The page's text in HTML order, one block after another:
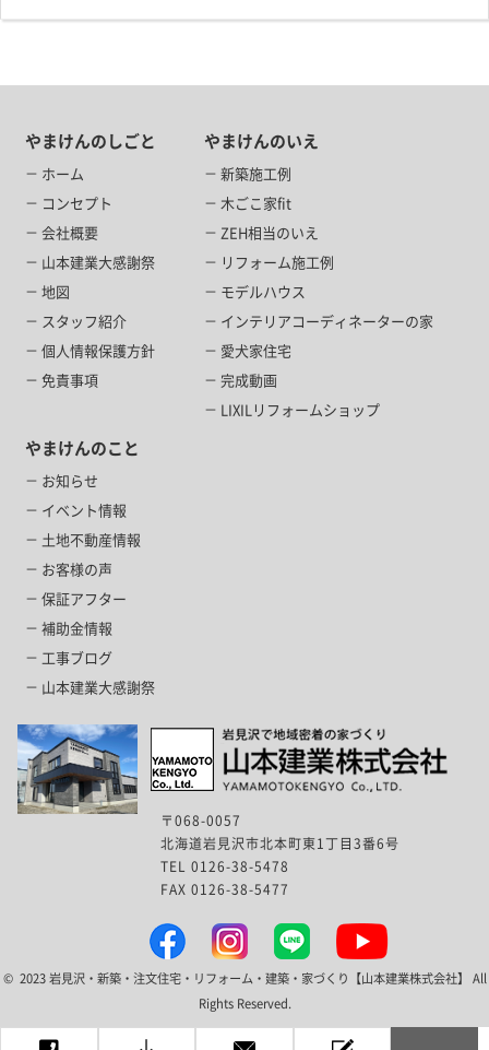
やまけんのしごと
ホーム
コンセプト
会社概要
山本建業大感謝祭
地図
スタッフ紹介
個人情報保護方針
免責事項
やまけんのいえ
新築施工例
木ごこ家fit
ZEH相当のいえ
リフォーム施工例
モデルハウス
インテリアコーディネーターの家
愛犬家住宅
完成動画
LIXILリフォームショップ
やまけんのこと
お知らせ
イベント情報
土地不動産情報
お客様の声
保証アフター
補助金情報
工事ブログ
山本建業大感謝祭
〒068-0057
北海道岩見沢市北本町東1丁目3番6号
TEL 0126-38-5478
FAX 0126-38-5477
© 2023 岩見沢・新築・注文住宅・リフォーム・建築・家づくり【山本建業株式会社】 All
Rights Reserved.